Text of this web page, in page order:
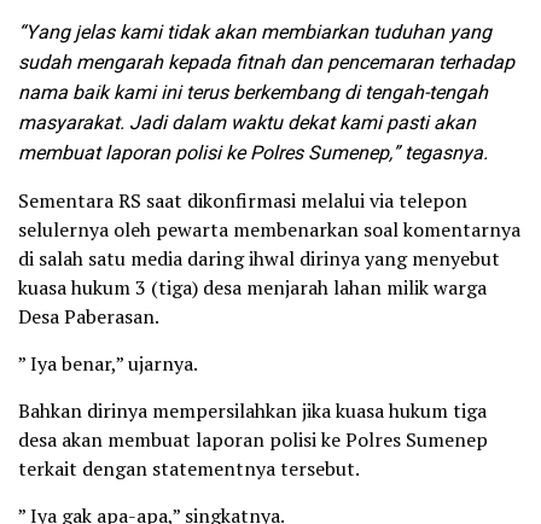
“Yang jelas kami tidak akan membiarkan tuduhan yang
sudah mengarah kepada fitnah dan pencemaran terhadap
nama baik kami ini terus berkembang di tengah-tengah
masyarakat. Jadi dalam waktu dekat kami pasti akan
membuat laporan polisi ke Polres Sumenep,” tegasnya.
Sementara RS saat dikonfirmasi melalui via telepon
selulernya oleh pewarta membenarkan soal komentarnya
di salah satu media daring ihwal dirinya yang menyebut
kuasa hukum 3 (tiga) desa menjarah lahan milik warga
Desa Paberasan.
” Iya benar,” ujarnya.
Bahkan dirinya mempersilahkan jika kuasa hukum tiga
desa akan membuat laporan polisi ke Polres Sumenep
terkait dengan statementnya tersebut.
” Iya gak apa-apa,” singkatnya.